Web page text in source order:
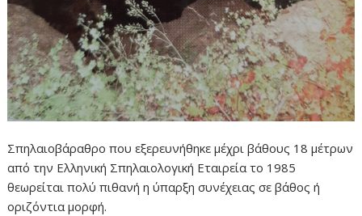
Σπηλαιοβάραθρο που εξερευνήθηκε μέχρι βάθους 18 μέτρων
από την Ελληνική Σπηλαιολογική Εταιρεία το 1985
θεωρείται πολύ πιθανή η ύπαρξη συνέχειας σε βάθος ή
οριζόντια μορφή.